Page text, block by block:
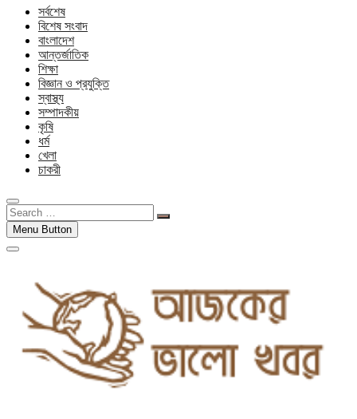
সর্বশেষ
বিশেষ সংবাদ
বাংলাদেশ
আন্তর্জাতিক
শিক্ষা
বিজ্ঞান ও প্রযুক্তি
স্বাস্থ্য
সম্পাদকীয়
কৃষি
ধর্ম
খেলা
চাকরী
Search
…Menu Button